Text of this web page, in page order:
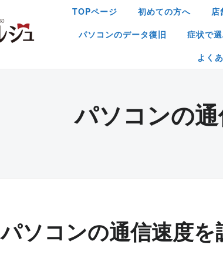
TOPページ 初めての方へ 店
パソコンのデータ復旧
症状で
よく
パソコンの
パソコンの通信速度